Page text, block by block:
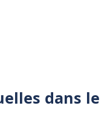
dans le